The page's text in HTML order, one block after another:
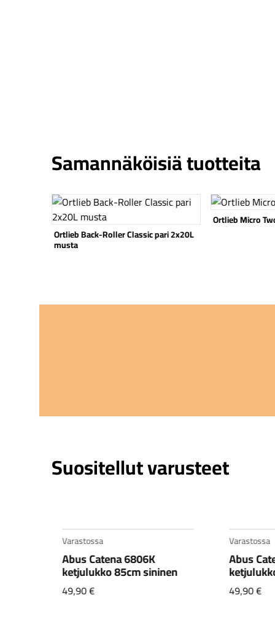
Samannäköisiä tuotteita
Katso tuote
Ortlieb Back-Roller Classic pari 2x20L
musta
Katso tuote
Ortlieb Micro
Suositellut varusteet
Varastossa
Abus Catena 6806K
ketjulukko 85cm sininen
49,90€
Varastossa
Abus
49,90€